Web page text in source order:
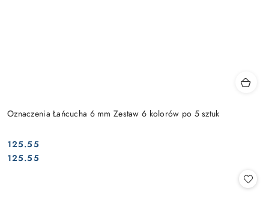
Oznaczenia Łańcucha 6 mm Zestaw 6 kolorów po 5 sztuk
Cena:
125.55
Cena:
125.55